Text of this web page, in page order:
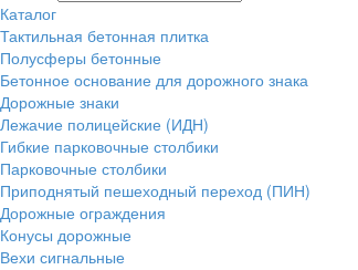
Каталог
Тактильная бетонная плитка
Полусферы бетонные
Бетонное основание для дорожного знака
Дорожные знаки
Лежачие полицейские (ИДН)
Гибкие парковочные столбики
Парковочные столбики
Приподнятый пешеходный переход (ПИН)
Дорожные ограждения
Конусы дорожные
Вехи сигнальные